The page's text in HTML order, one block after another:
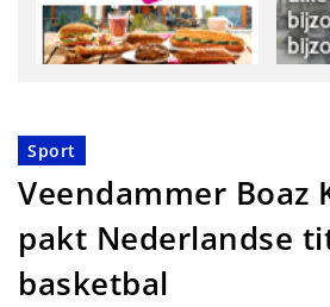
Sport
Veendammer Boaz
pakt Nederlandse
basketbal